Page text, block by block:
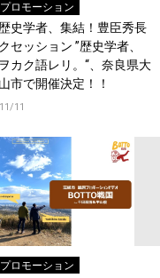
ロモーション
史学者、集結！豊臣秀長
セッション ”歴史学者、
カク語レリ。“、奈良県大
市で開催決定！！
11
ロモーション